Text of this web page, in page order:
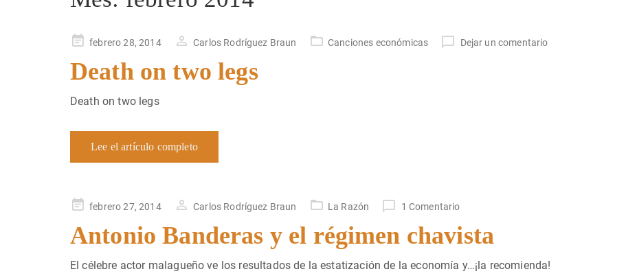
Publicado
febrero 28, 2014 Carlos Rodríguez Braun Canciones económicas Dejar un comentario
Death on two legs
Death on two legs
Lee el artículo completo
Publicado
febrero 27, 2014 Carlos Rodríguez Braun La Razón 1 Comentario
Antonio Banderas y el régimen chavista
El célebre actor malagueño ve los resultados de la estatización de la economía y…¡la recomienda!